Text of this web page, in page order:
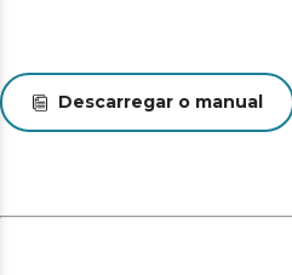
Descarregar o manual